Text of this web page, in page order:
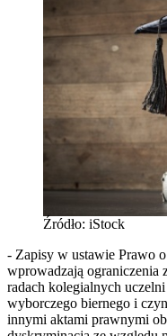
Źródło: iStock
- Zapisy w ustawie Prawo
wprowadzają ograniczenia
radach kolegialnych
wyborczego biernego i
innymi aktami prawnymi